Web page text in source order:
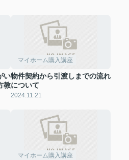
い
教
マイホーム購入講座
物件契約から引渡しまでの流れ
について
2024.11.21
マイホーム購入講座